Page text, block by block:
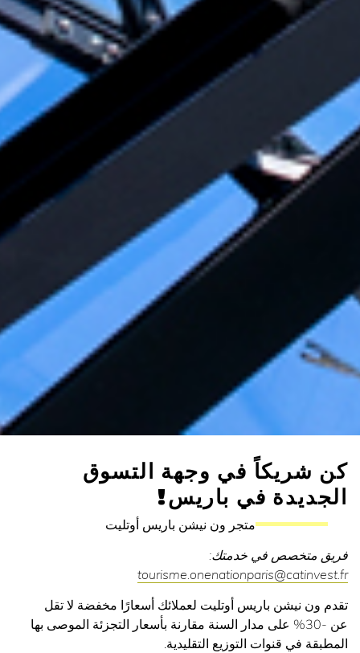
في وجهة التسوق
في باريس!
متجر ون نيشن باريس أوتليت
متخصص في خدمتك:
نيشن باريس أوتليت لعملائك أسعارًا مخفضة لا تقل
عن -30% على مدار السنة مقارنة بأسعار التجزئة الموصى بها
في قنوات التوزيع التقليدية.